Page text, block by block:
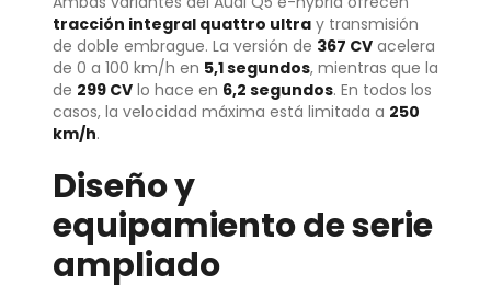
tracción integral quattro ultra y transmisión
de doble embrague. La versión de 367 CV acelera
de 0 a 100 km/h en 5,1 segundos, mientras que la
de 299 CV lo hace en 6,2 segundos. En todos los
casos, la velocidad máxima está limitada a 250
km/h.
Diseño y
equipamiento de serie
ampliado